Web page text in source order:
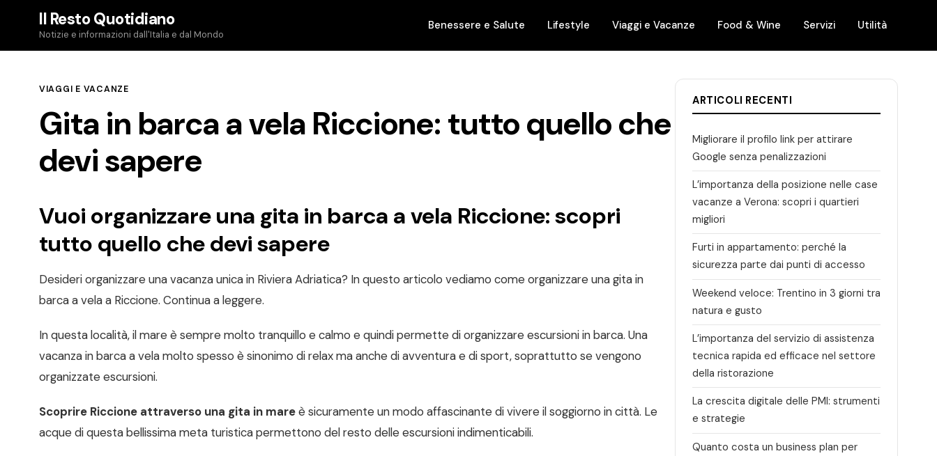
Il Resto Quotidiano
Notizie e informazioni dall'Italia e dal Mondo
Benessere e Salute Lifestyle Viaggi e Vacanze Food & Wine Servizi Utilità
VIAGGI E VACANZE
Gita in barca a vela Riccione: tutto quello che
devi sapere
Vuoi organizzare una gita in barca a vela Riccione: scopri
tutto quello che devi sapere
Desideri organizzare una vacanza unica in Riviera Adriatica? In questo articolo vediamo come organizzare una gita in
barca a vela a Riccione. Continua a leggere.
In questa località, il mare è sempre molto tranquillo e calmo e quindi permette di organizzare escursioni in barca. Una
vacanza in barca a vela molto spesso è sinonimo di relax ma anche di avventura e di sport, soprattutto se vengono
organizzate escursioni.
Scoprire Riccione attraverso una gita in mareè sicuramente un modo affascinante di vivere il soggiorno in città. Le
acque di questa bellissima meta turistica permettono del resto delle escursioni indimenticabili.
ARTICOLI RECENTI
Migliorare il profilo link per attirare
Google senza penalizzazioni
L’importanza della posizione nelle case
vacanze a Verona: scopri i quartieri
migliori
Furti in appartamento: perché la
sicurezza parte dai punti di accesso
Weekend veloce: Trentino in 3 giorni tra
natura e gusto
L’importanza del servizio di assistenza
tecnica rapida ed efficace nel settore
della ristorazione
La crescita digitale delle PMI: strumenti
e strategie
Quanto costa un business plan per